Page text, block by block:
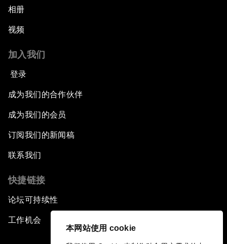
本网站使用 cookie
相册
视频
加入我们
登录
成为我们的合作伙伴
成为我们的会员
订阅我们的新闻稿
联系我们
快捷链接
论坛可持续性
工作机会